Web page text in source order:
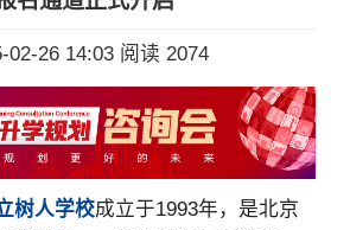
02-26 14:03 阅读 2074
树人学校成立于1993年，是北京